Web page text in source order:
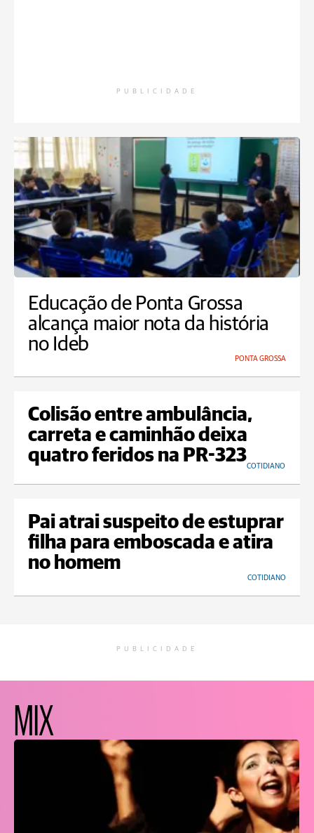
PUBLICIDADE
Educação de Ponta Grossa
alcança maior nota da história
no Ideb
PONTA GROSSA
Colisão entre ambulância,
carreta e caminhão deixa
quatro feridos na PR-323
COTIDIANO
Pai atrai suspeito de estuprar
filha para emboscada e atira
no homem
COTIDIANO
PUBLICIDADE
MIX